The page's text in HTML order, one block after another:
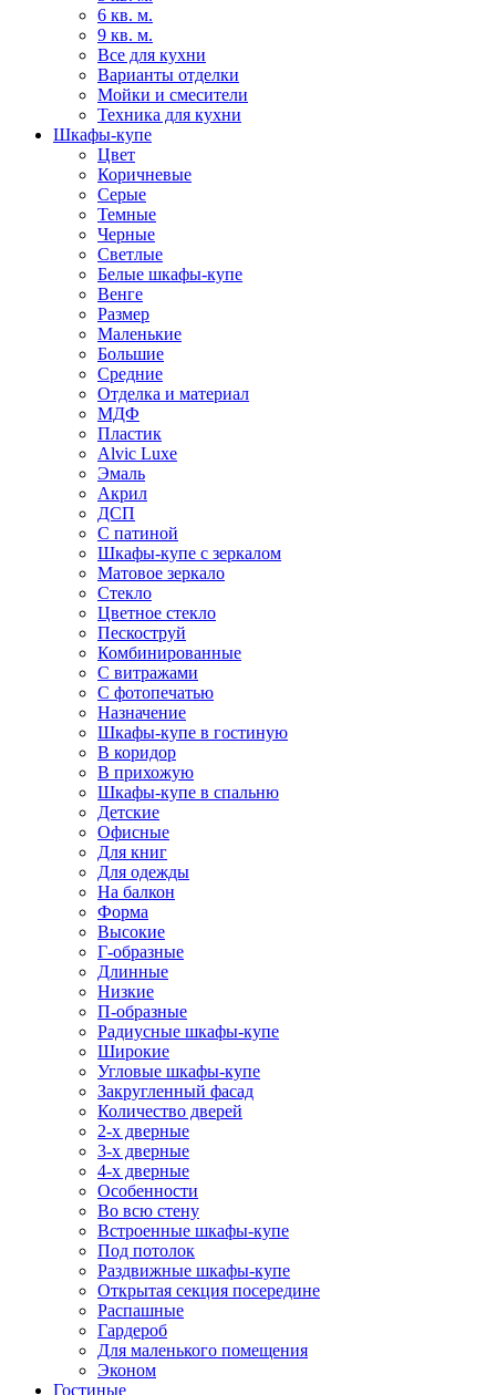
6 кв. м.
9 кв. м.
Все для кухни
Варианты отделки
Мойки и смесители
Техника для кухни
Шкафы-купе
Цвет
Коричневые
Серые
Темные
Черные
Светлые
Белые шкафы-купе
Венге
Размер
Маленькие
Большие
Средние
Отделка и материал
МДФ
Пластик
Alvic Luxe
Эмаль
Акрил
ДСП
С патиной
Шкафы-купе с зеркалом
Матовое зеркало
Стекло
Цветное стекло
Пескоструй
Комбинированные
С витражами
С фотопечатью
Назначение
Шкафы-купе в гостиную
В коридор
В прихожую
Шкафы-купе в спальню
Детские
Офисные
Для книг
Для одежды
На балкон
Форма
Высокие
Г-образные
Длинные
Низкие
П-образные
Радиусные шкафы-купе
Широкие
Угловые шкафы-купе
Закругленный фасад
Количество дверей
2-х дверные
3-х дверные
4-х дверные
Особенности
Во всю стену
Встроенные шкафы-купе
Под потолок
Раздвижные шкафы-купе
Открытая секция посередине
Распашные
Гардероб
Для маленького помещения
Эконом
Гостиные